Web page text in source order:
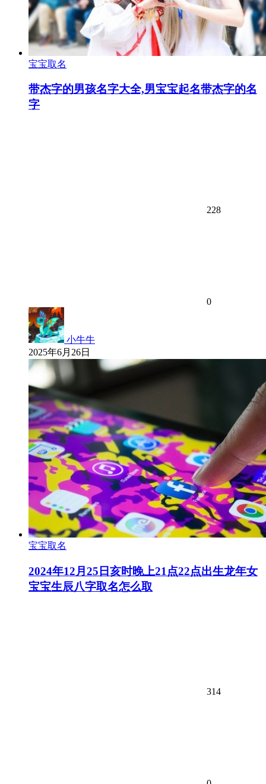
宝宝取名
带杰字的男孩名字大全,男宝宝起名带杰字的名
字
228
0
小牛牛
2025年6月26日
宝宝取名
2024年12月25日亥时晚上21点22点出生龙年女
宝宝生辰八字取名怎么取
314